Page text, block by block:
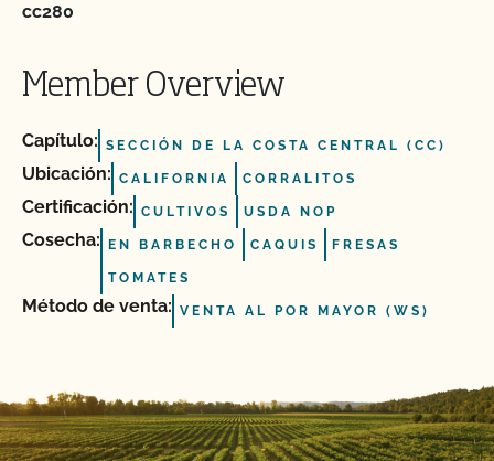
cc280
Member Overview
Capítulo: SECCIÓN DE LA COSTA CENTRAL (CC)
Ubicación: CALIFORNIA CORRALITOS
Certificación: CULTIVOS USDA NOP
Cosecha: EN BARBECHO CAQUIS FRESAS
TOMATES
Método de venta: VENTA AL POR MAYOR (WS)